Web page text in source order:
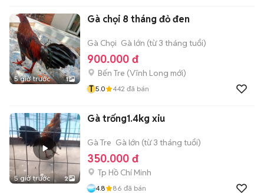
5 giờ trước 1
Gà chọi 8 tháng đỏ đen
Gà Chọi Gà lớn (từ 3 tháng tuổi)
900.000 đ
Bến Tre (Vĩnh Long mới)
T 5.0 442 đã bán
5 giờ trước 2
Gà trống1.4kg xiu
Gà Tre Gà lớn (từ 3 tháng tuổi)
350.000 đ
Tp Hồ Chí Minh
4.8 86 đã bán